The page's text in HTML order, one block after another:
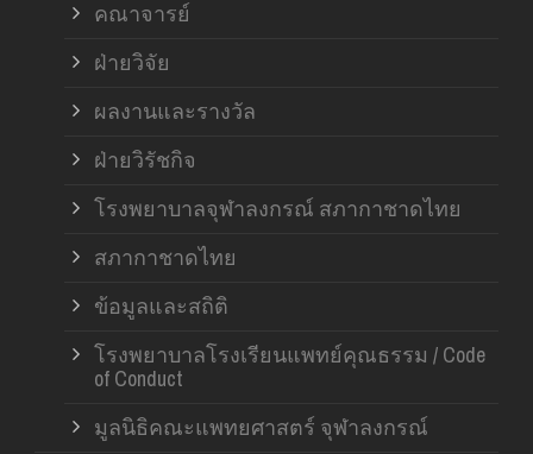
คณาจารย์
ฝ่ายวิจัย
ผลงานและรางวัล
ฝ่ายวิรัชกิจ
โรงพยาบาลจุฬาลงกรณ์ สภากาชาดไทย
สภากาชาดไทย
ข้อมูลและสถิติ
โรงพยาบาลโรงเรียนแพทย์คุณธรรม / Code
of Conduct
มูลนิธิคณะแพทยศาสตร์ จุฬาลงกรณ์